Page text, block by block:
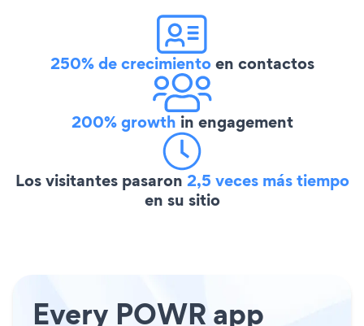
250% de crecimientoen contactos
200% growth in engagement
Los visitantes pasaron 2,5 veces más tiempo
en su sitio
Every POWR app